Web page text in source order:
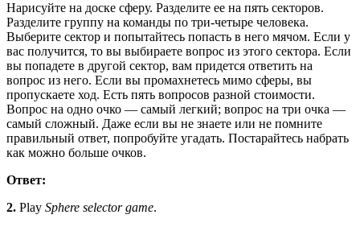
Нарисуйте на доске сферу. Разделите ее на пять секторов.
Разделите группу на команды по три-четыре человека.
Выберите сектор и попытайтесь попасть в него мячом. Если у
вас получится, то вы выбираете вопрос из этого сектора. Если
вы попадете в другой сектор, вам придется ответить на
вопрос из него. Если вы промахнетесь мимо сферы, вы
пропускаете ход. Есть пять вопросов разной стоимости.
Вопрос на одно очко — самый легкий; вопрос на три очка —
самый сложный. Даже если вы не знаете или не помните
правильный ответ, попробуйте угадать. Постарайтесь набрать
как можно больше очков.
Ответ:
2. Play Sphere selector game.